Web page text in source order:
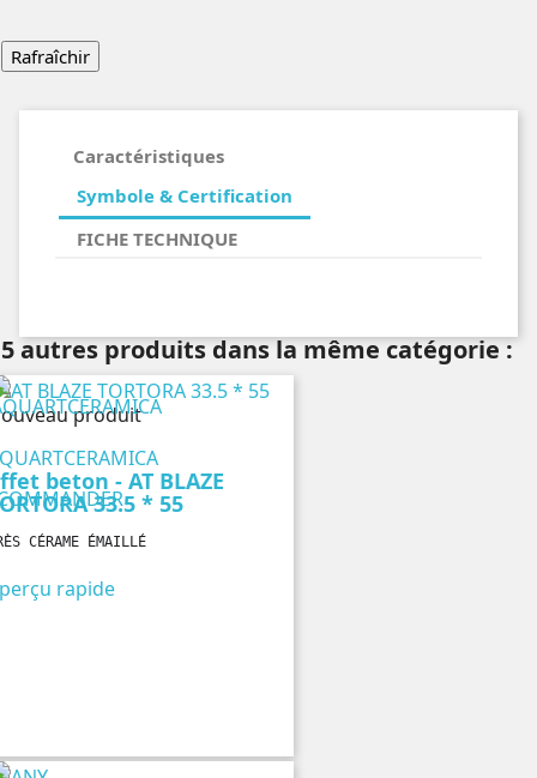
Caractéristiques
Symbole & Certification
FICHE TECHNIQUE
5 autres produits dans la même catégorie :
produit
beton - AT BLAZE
33.5 * 55
CÉRAME ÉMAILLÉ
rapide